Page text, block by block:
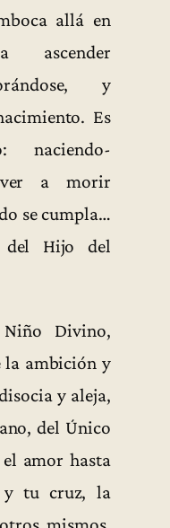
allá en
ascender
y
Es
naciendo-
a morir
se cumpla…
del Hijo del
Niño Divino,
la ambición y
y aleja,
del Único
amor hasta
y tu cruz, la